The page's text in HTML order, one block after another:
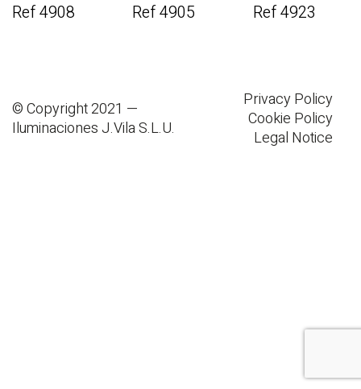
Ref 4908 Ref 4905 Ref 4923
Privacy Policy
Cookie Policy
Legal Notice
© Copyright 2021 —
Iluminaciones J.Vila S.L.U.